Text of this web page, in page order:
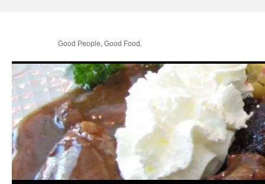
.Good People, Good Food